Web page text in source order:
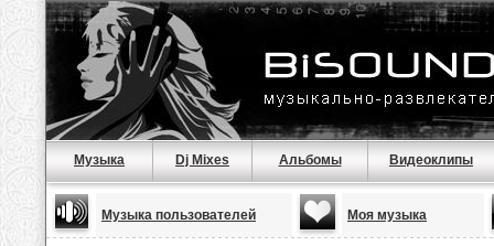
Музыка Dj Mixes Альбомы Видеоклипы
Музыка пользователей Моя музыка